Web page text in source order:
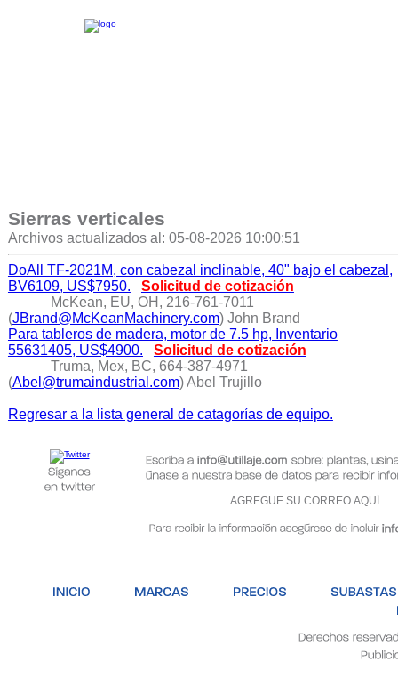
Sierras verticales
Archivos actualizados al: 05-08-2026 10:00:51
DoAll TF-2021M, con cabezal inclinable, 40" bajo el cabezal,
BV6109, US$7950.
Solicitud de cotización
McKean, EU, OH, 216-761-7011
(JBrand@McKeanMachinery.com) John Brand
Para tableros de madera, motor de 7.5 hp, Inventario
55631405, US$4900.
Solicitud de cotización
Truma, Mex, BC, 664-387-4971
(Abel@trumaindustrial.com) Abel Trujillo
Regresar a la lista general de catagorías de equipo.